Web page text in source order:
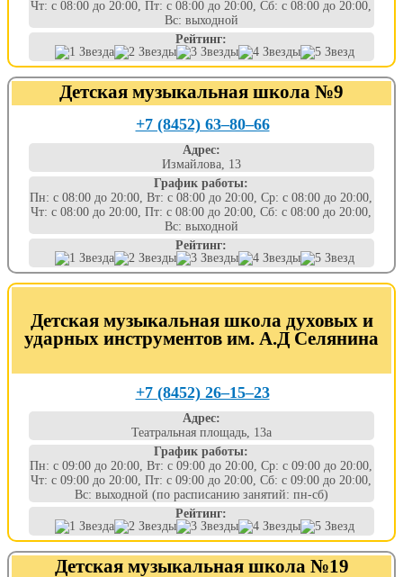
Чт: с 08:00 до 20:00, Пт: с 08:00 до 20:00, Сб: с 08:00 до 20:00,
Вс: выходной
Рейтинг:
Детская музыкальная школа №9
+7 (8452) 63‒80‒66
Адрес:
Измайлова, 13
График работы:
Пн: с 08:00 до 20:00, Вт: с 08:00 до 20:00, Ср: с 08:00 до 20:00,
Чт: с 08:00 до 20:00, Пт: с 08:00 до 20:00, Сб: с 08:00 до 20:00,
Вс: выходной
Рейтинг:
Детская музыкальная школа духовых и
ударных инструментов им. А.Д Селянина
+7 (8452) 26‒15‒23
Адрес:
Театральная площадь, 13а
График работы:
Пн: с 09:00 до 20:00, Вт: с 09:00 до 20:00, Ср: с 09:00 до 20:00,
Чт: с 09:00 до 20:00, Пт: с 09:00 до 20:00, Сб: с 09:00 до 20:00,
Вс: выходной (по расписанию занятий: пн-сб)
Рейтинг:
Детская музыкальная школа №19